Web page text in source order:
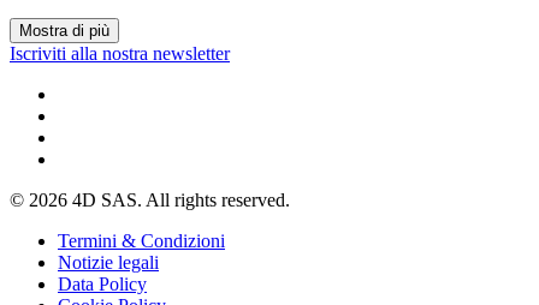
Mostra di più
Iscriviti alla nostra newsletter
© 2026 4D SAS. All rights reserved.
Termini & Condizioni
Notizie legali
Data Policy